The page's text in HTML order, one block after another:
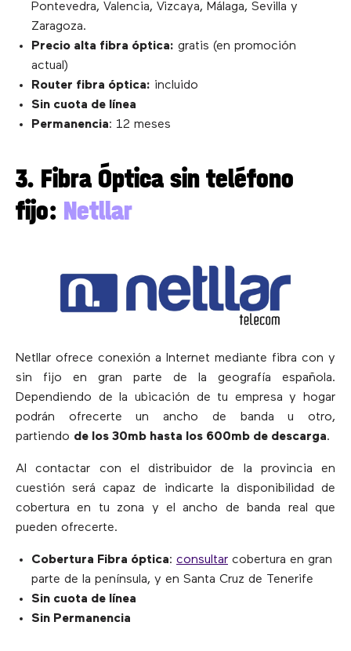
Pontevedra, Valencia, Vizcaya, Málaga, Sevilla y
Zaragoza.
Precio alta fibra óptica: gratis (en promoción
actual)
Router fibra óptica: incluido
Sin cuota de línea
Permanencia: 12 meses
3. Fibra Óptica sin teléfono
fijo: Netllar
Netllar ofrece conexión a Internet mediante fibra con y
sin fijo en gran parte de la geografía española.
Dependiendo de la ubicación de tu empresa y hogar
podrán ofrecerte un ancho de banda u otro,
partiendo de los 30mb hasta los 600mb de descarga.
Al contactar con el distribuidor de la provincia en
cuestión será capaz de indicarte la disponibilidad de
cobertura en tu zona y el ancho de banda real que
pueden ofrecerte.
Cobertura Fibra óptica: consultar cobertura en gran
parte de la península, y en Santa Cruz de Tenerife
Sin cuota de línea
Sin Permanencia